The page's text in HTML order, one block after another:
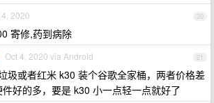
20
2020
寄修,药到病除
21
Oct 4, 2020 via Android
圾或者红米 k30 装个谷歌全家桶，两者价格差
好的多，要是 k30 小一点轻一点就好了